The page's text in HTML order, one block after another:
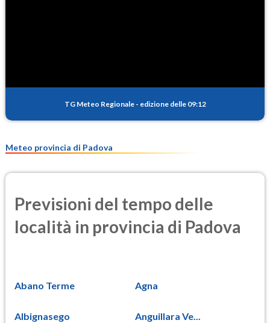
TG Meteo Regionale - edizione delle 09:12
Meteo provincia di Padova
Previsioni del tempo delle
località in provincia di Padova
Abano Terme Agna
Albignasego Anguillara Ve...